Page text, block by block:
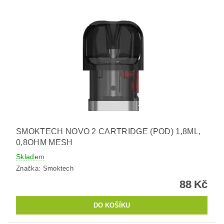
SMOKTECH NOVO 2 CARTRIDGE (POD) 1,8ML,
0,8OHM MESH
Skladem
Značka: Smoktech
88 Kč